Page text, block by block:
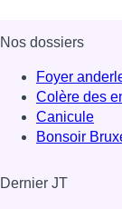
Nos dossiers
Foyer
Colère des
Canicule
Bonsoir
Dernier JT